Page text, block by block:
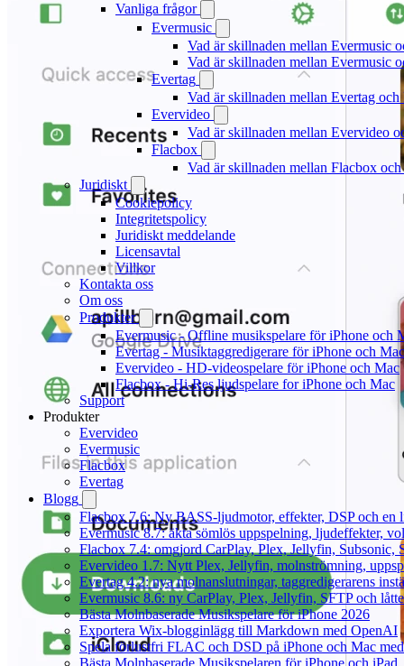
Vanliga frågor
Evermusic
Vad är skillnaden mellan Evermusic
Vad är skillnaden mellan Evermusic
Evertag
Vad är skillnaden mellan Evertag
Evervideo
Vad är skillnaden mellan Evervideo
Flacbox
Vad är skillnaden mellan Flacbox
Juridiskt
Cookiepolicy
Integritetspolicy
Juridiskt meddelande
Licensavtal
Villkor
Kontakta oss
Om oss
Produkter
Evermusic - Offline musikspelare för iPhone och
Evertag - Musiktaggredigerare för iPhone och Mac
Evervideo - HD-videospelare för iPhone och Mac
Flacbox - Hi-Res ljudspelare for iPhone och Mac
Support
Produkter
Evervideo
Evermusic
Flacbox
Evertag
Blogg
Flacbox 7.6: Ny BASS-ljudmotor, effekter, DSP och en
Evermusic 8.7: äkta sömlös uppspelning, ljudeffekter,
Flacbox 7.4: omgjord CarPlay, Plex, Jellyfin, Subsonic,
Evervideo 1.7: Nytt Plex, Jellyfin, molnströmning,
Evertag 4.2: nya molnanslutningar, taggredigerarens
Evermusic 8.6: ny CarPlay, Plex, Jellyfin, SFTP och
Bästa Molnbaserade Musikspelare för iPhone 2026
Exportera Wix-blogginlägg till Markdown med OpenAI
Spela förlustfri FLAC och DSD på iPhone och Mac
Bästa Molnbaserade Musikspelaren för iPhone och iPad